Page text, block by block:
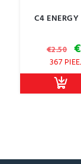
C4
€2.50 €
367